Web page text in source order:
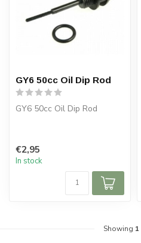
GY6 50cc Oil Dip Rod
GY6 50cc Oil Dip Rod
€2,95
In stock
Showing 1